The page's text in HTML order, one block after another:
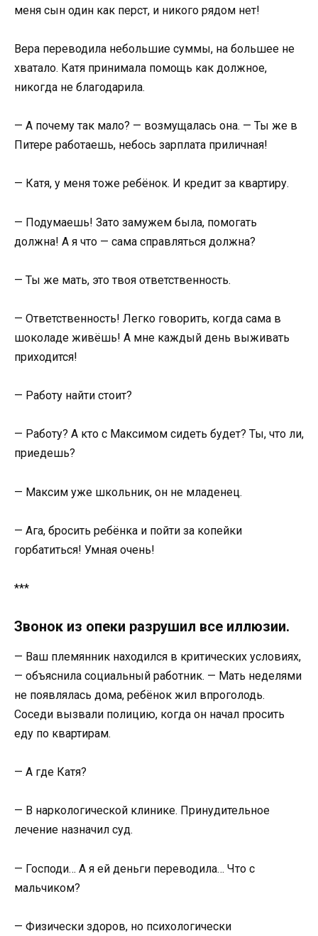
меня сын один как перст, и никого рядом нет!
Вера переводила небольшие суммы, на большее не
хватало. Катя принимала помощь как должное,
никогда не благодарила.
— А почему так мало? — возмущалась она. — Ты же в
Питере работаешь, небось зарплата приличная!
— Катя, у меня тоже ребёнок. И кредит за квартиру.
— Подумаешь! Зато замужем была, помогать
должна! А я что — сама справляться должна?
— Ты же мать, это твоя ответственность.
— Ответственность! Легко говорить, когда сама в
шоколаде живёшь! А мне каждый день выживать
приходится!
— Работу найти стоит?
— Работу? А кто с Максимом сидеть будет? Ты, что ли,
приедешь?
— Максим уже школьник, он не младенец.
— Ага, бросить ребёнка и пойти за копейки
горбатиться! Умная очень!
***
Звонок из опеки разрушил все иллюзии.
— Ваш племянник находился в критических условиях,
— объяснила социальный работник. — Мать неделями
не появлялась дома, ребёнок жил впроголодь.
Соседи вызвали полицию, когда он начал просить
еду по квартирам.
— А где Катя?
— В наркологической клинике. Принудительное
лечение назначил суд.
— Господи… А я ей деньги переводила… Что с
мальчиком?
— Физически здоров, но психологически